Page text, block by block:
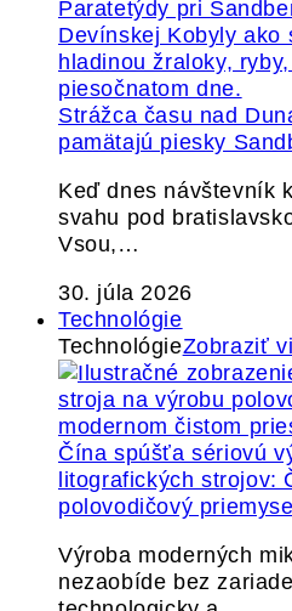
Strážca času nad
pamätajú piesky
Keď dnes návštevník
svahu pod
Vsou,…
30. júla 2026
Technológie
TechnológieZobraziť
Čína spúšťa sériovú
litografických strojov:
polovodičový
Výroba moderných
nezaobíde bez